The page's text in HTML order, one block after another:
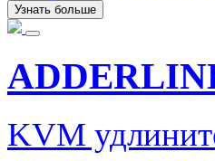
Узнать больше
KVM